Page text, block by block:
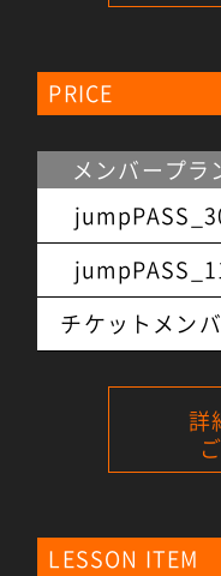
PRICE
メンバープラ
チケットメン
詳
LESSON ITEM